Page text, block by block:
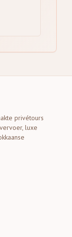
privétours
luxe